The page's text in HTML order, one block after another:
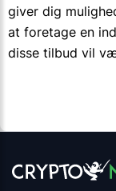
giver dig
at foretage en
disse tilbud vil